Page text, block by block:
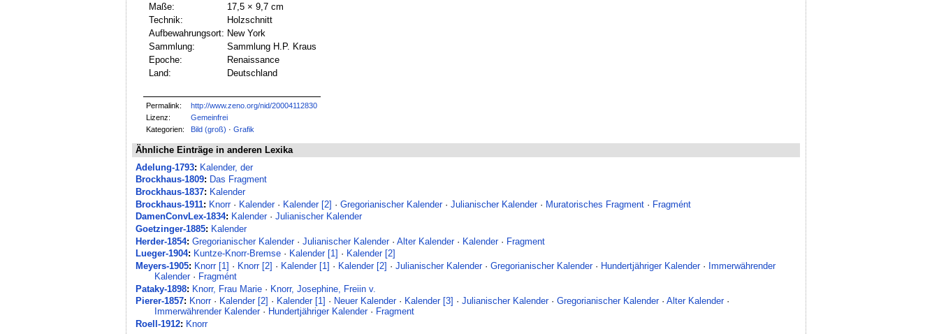
Maße:
17,5 × 9,7 cm
Technik:
Holzschnitt
Aufbewahrungsort: New York
Sammlung:
Sammlung H.P. Kraus
Epoche:
Renaissance
Land:
Deutschland
Permalink:
http://www.zeno.org/nid/20004112830
Lizenz:
Gemeinfrei
Kategorien:
Bild (groß) ·Grafik
Ähnliche Einträge in anderen Lexika
Adelung-1793: Kalender, der
Brockhaus-1809: Das Fragment
Brockhaus-1837: Kalender
Brockhaus-1911: Knorr· Kalender· Kalender [2] ·Gregorianischer Kalender·Julianischer Kalender· Muratorisches Fragment · Fragmént
DamenConvLex-1834: Kalender·Julianischer Kalender
Goetzinger-1885: Kalender
Herder-1854: Gregorianischer Kalender·Julianischer Kalender·Alter Kalender· Kalender· Fragment
Lueger-1904: Kuntze-Knorr-Bremse · Kalender [1] · Kalender [2]
Meyers-1905: Knorr [1] · Knorr [2] · Kalender [1] · Kalender [2] ·Julianischer Kalender·Gregorianischer Kalender· Hundertjähriger Kalender· Immerwährender
Kalender· Fragmént
Pataky-1898: Knorr, Frau Marie · Knorr, Josephine, Freiin v.
Pierer-1857: Knorr· Kalender [2] · Kalender [1] · Neuer Kalender· Kalender [3] ·Julianischer Kalender·Gregorianischer Kalender·Alter Kalender·
Immerwährender Kalender· Hundertjähriger Kalender· Fragment
Roell-1912: Knorr